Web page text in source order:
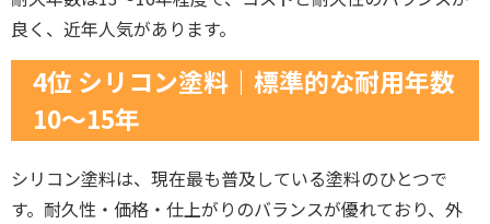
良く、近年人気があります。
4位 シリコン塗料｜標準的な耐用年数
10〜15年
シリコン塗料は、現在最も普及している塗料のひとつで
す。耐久性・価格・仕上がりのバランスが優れており、外